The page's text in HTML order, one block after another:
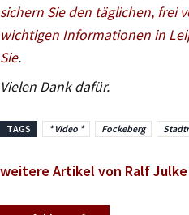
sichern Sie den täglichen, frei
wichtigen Informationen in
Sie.
Vielen Dank dafür.
TAGS * Video * Fockeberg
weitere Artikel von Ralf